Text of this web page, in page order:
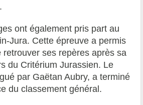
ont également pris part au
Jura. Cette épreuve a permis
retrouver ses repères après sa
du Critérium Jurassien. Le
par Gaëtan Aubry, a terminé
du classement général.